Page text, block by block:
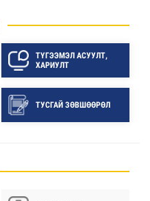
ТҮГЭЭМЭЛ АСУУЛТ,
ХАРИУЛТ
ТУСГАЙ ЗӨВШӨӨРӨЛ